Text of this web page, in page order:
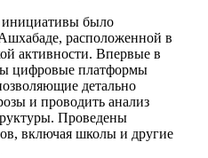
было
расположенной в
активности. Впервые в
цифровые платформы
детально
и проводить анализ
Проведены
включая школы и другие